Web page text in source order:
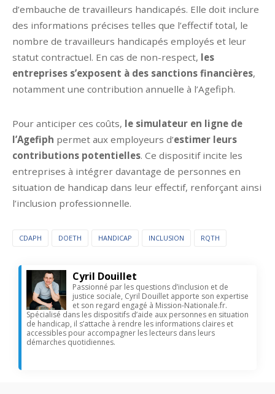
d’embauche de travailleurs handicapés. Elle doit inclure
des informations précises telles que l’effectif total, le
nombre de travailleurs handicapés employés et leur
statut contractuel. En cas de non-respect, les
entreprises s’exposent à des sanctions financières,
notamment une contribution annuelle à l’Agefiph.
Pour anticiper ces coûts, le simulateur en ligne de
l’Agefiph permet aux employeurs d’estimer leurs
contributions potentielles. Ce dispositif incite les
entreprises à intégrer davantage de personnes en
situation de handicap dans leur effectif, renforçant ainsi
l’inclusion professionnelle.
CDAPH DOETH HANDICAP INCLUSION RQTH
Cyril Douillet
Passionné par les questions d’inclusion et de
justice sociale, Cyril Douillet apporte son expertise
et son regard engagé à Mission-Nationale.fr.
Spécialisé dans les dispositifs d’aide aux personnes en situation
de handicap, il s’attache à rendre les informations claires et
accessibles pour accompagner les lecteurs dans leurs
démarches quotidiennes.